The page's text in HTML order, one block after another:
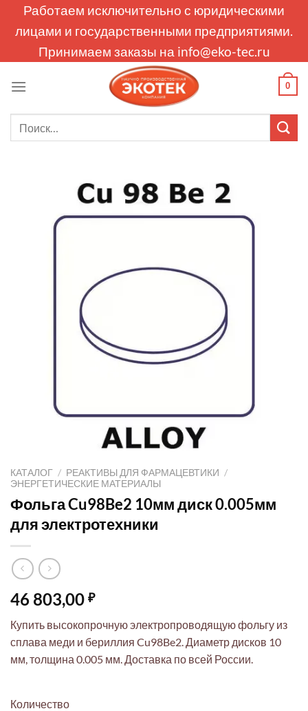
Работаем исключительно с юридическими
лицами и государственными предприятиями.
Принимаем заказы на info@eko-tec.ru
0
КАТАЛОГ / РЕАКТИВЫ ДЛЯ ФАРМАЦЕВТИКИ /
ЭНЕРГЕТИЧЕСКИЕ МАТЕРИАЛЫ
Фольга Cu98Be2 10мм диск 0.005мм
для электротехники
46 803,00 ₽
Купить высокопрочную электропроводящую фольгу из
сплава меди и бериллия Cu98Be2. Диаметр дисков 10
мм, толщина 0.005 мм. Доставка по всей России.
Количество